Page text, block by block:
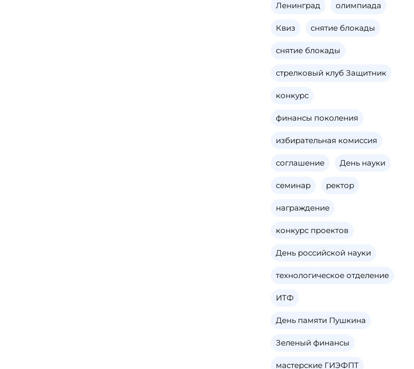
Ленинград олимпиада
Квиз снятие блокады
снятие блокады
стрелковый клуб Защитник
конкурс
финансы поколения
избирательная комиссия
соглашение День науки
семинар ректор
награждение
конкурс проектов
День российской науки
технологическое отделение
ИТФ
День памяти Пушкина
Зеленый финансы
мастерские ГИЭФПТ